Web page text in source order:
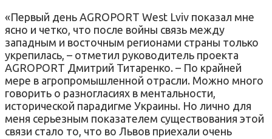
«Первый день AGROPORT West Lviv показал мне
ясно и четко, что после войны связь между
западным и восточным регионами страны только
укрепилась, – отметил руководитель проекта
AGROPORT Дмитрий Титаренко. – По крайней
мере в агропромышленной отрасли. Можно много
говорить о разногласиях в ментальности,
исторической парадигме Украины. Но лично для
меня серьезным показателем существования этой
связи стало то, что во Львов приехали очень